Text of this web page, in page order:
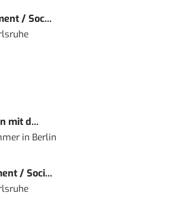
/ Soc...
mit d...
in Berlin
/ Soci...